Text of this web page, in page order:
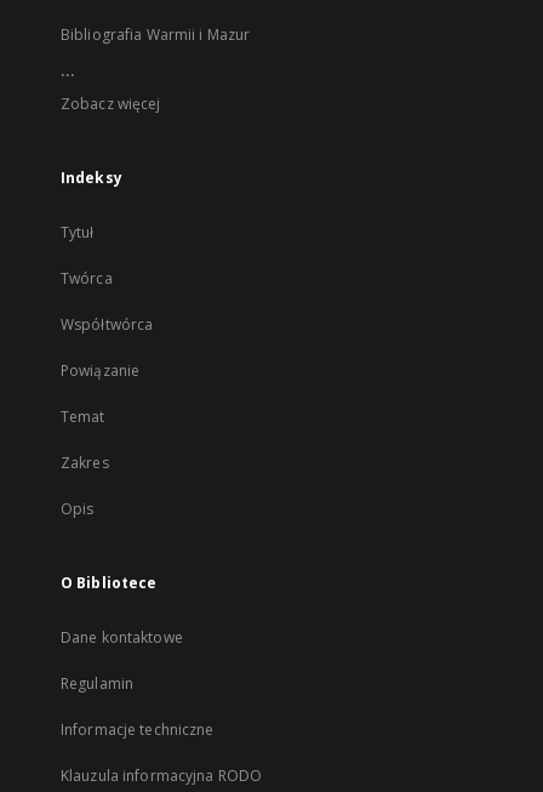
Bibliografia Warmii i Mazur
...
Zobacz więcej
Indeksy
Tytuł
Twórca
Współtwórca
Powiązanie
Temat
Zakres
Opis
O Bibliotece
Dane kontaktowe
Regulamin
Informacje techniczne
Klauzula informacyjna RODO